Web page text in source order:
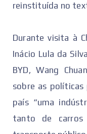
reinstituída no
Durante visita à
Inácio Lula da
BYD, Wang
sobre as políticas
país “uma
tanto de carros